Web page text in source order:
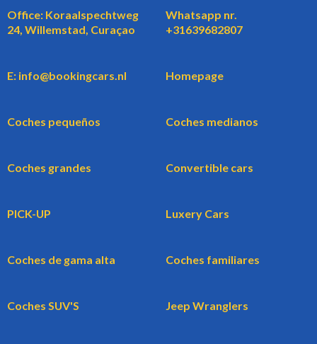
Office: Koraalspechtweg
24, Willemstad, Curaçao
Whatsapp nr.
+31639682807
E: info@bookingcars.nl Homepage
Coches pequeños Coches medianos
Coches grandes Convertible cars
PICK-UP Luxery Cars
Coches de gama alta Coches familiares
Coches SUV'S Jeep Wranglers